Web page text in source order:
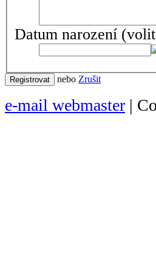
Datum narození
Registrovat nebo Zrušit
e-mail webmaster |